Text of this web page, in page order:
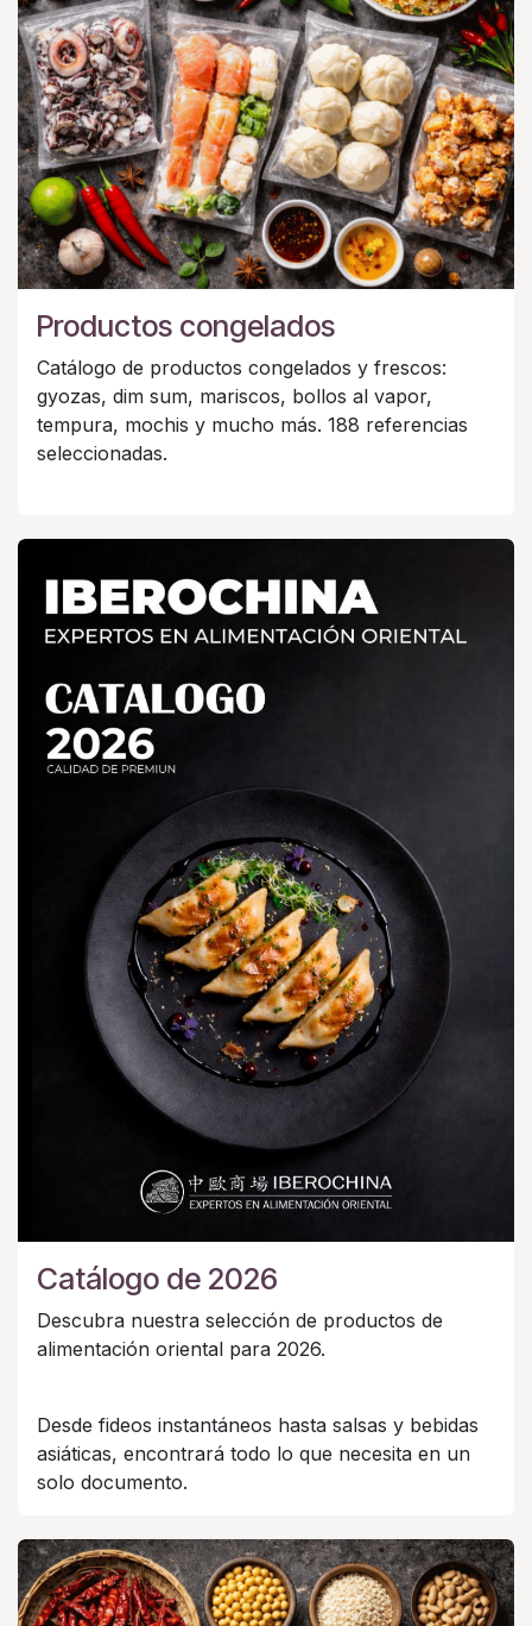
Productos congelados
Catálogo de productos congelados y frescos:
gyozas, dim sum, mariscos, bollos al vapor,
tempura, mochis y mucho más. 188 referencias
seleccionadas.
Catálogo de 2026
Descubra nuestra selección de productos de
alimentación oriental para 2026.
Desde fideos instantáneos hasta salsas y bebidas
asiáticas, encontrará todo lo que necesita en un
solo documento.